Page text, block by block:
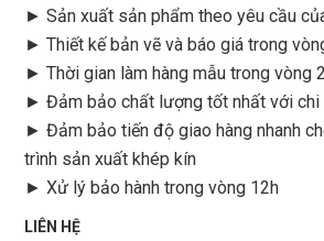
► Sản xuất sản phẩm theo yêu cầu
► Thiết kế bản vẽ và báo giá trong
► Thời gian làm hàng mẫu trong vòng
► Đảm bảo chất lượng tốt nhất với chi
► Đảm bảo tiến độ giao hàng nhanh
trình sản xuất khép kín
► Xử lý bảo hành trong vòng 12h
LIÊN HỆ